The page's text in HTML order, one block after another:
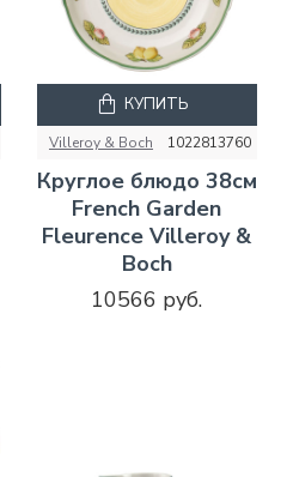
Villeroy & Boch 1022813760
Круглое блюдо 38см
French Garden
Fleurence Villeroy &
Boch
10566 руб.
КУПИТЬ